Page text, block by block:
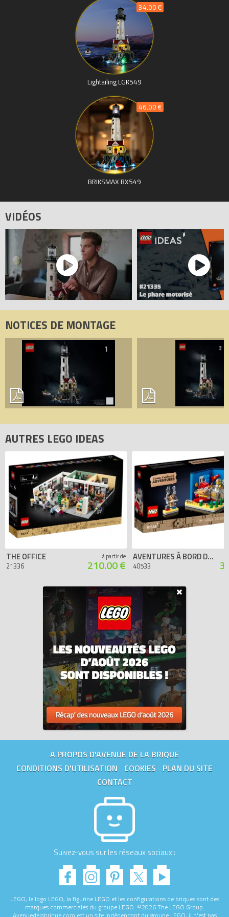
34.00 €
Lightailing LGK549
46.00 €
BRIKSMAX BX549
VIDÉOS
NOTICES DE MONTAGE
AUTRES LEGO IDEAS
THE OFFICE
21336
à partir de
210.00 €
AVENTURES À BORD DU VAISSEAU USS EN CARTON
40533
A PROPOS D'AVENUE DE LA BRIQUE
CONDITIONS D'UTILISATION
COOKIES
PLAN DU SITE
CONTACT
Suivez-vous sur les réseaux sociaux :
LEGO, le logo LEGO, la figurine LEGO et les configurations de briques sont des
marques commerciales du groupe LEGO. ©2026 The LEGO Group.